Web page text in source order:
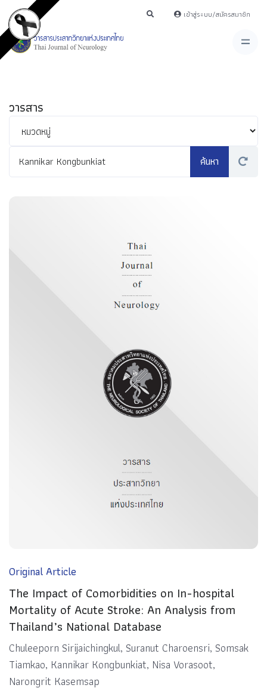
เข้าสู่ระบบ/สมัครสมาชิก
วารสาร
Original Article
The Impact of Comorbidities on In-hospital
Mortality of Acute Stroke: An Analysis from
Thailand’s National Database
Chuleeporn Sirijaichingkul, Suranut Charoensri, Somsak
Tiamkao, Kannikar Kongbunkiat, Nisa Vorasoot,
Narongrit Kasemsap